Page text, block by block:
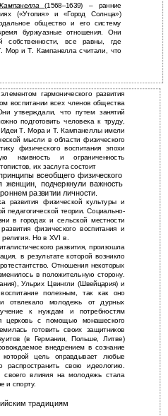
(1568–1639) – ранние
(«Утопия» и «Город Солнца»)
общество и его систему
буржуазные отношения. Они
все равны, где
Мор и Т. Кампанелла считали, что
гармонического развития
воспитании всех членов общества
утверждали, что путем занятий
подготовить человека к труду,
Идеи Т. Мора и Т. Кампанеллы имели
мысли в области физического
физического воспитания эпохи
наивность и ограниченность
их заслуга состоит
всеобщего физического
женщин, подчеркнули важность
развитии личности.
развития физической культуры и
педагогической теории. Социально-
в городах и сельской местности
физического воспитания и
религия. Но в ХVI в.
развития, произошла
в результате которой возникло
Отношения некоторых
в положительную сторону.
Ульрих Цвингли (Швейцария) и
полезным, так как оно
отвлекало молодежь от дурных
к нуждам и потребностям
церковь с помощью монашеского
готовить своих защитников
(в Германии, Польше, Литве)
внедрением в сознание
цель оправдывает любые
свою идеологию.
своего влияия на молодежь стала
и спорту.
традициям